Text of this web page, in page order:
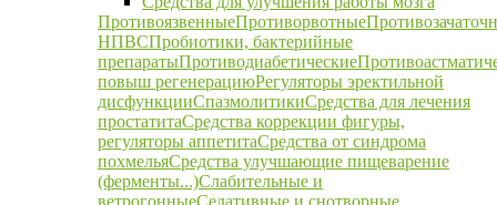
ПротивоязвенныеПротиворвотные
НПВСПробиотики, бактерийные
препаратыПротиводиабетические
повыш регенерациюРегуляторы эректильной
дисфункцииСпазмолитикиСредства для лечения
простатитаСредства коррекции фигуры,
регуляторы аппетитаСредства от синдрома
похмельяСредства улучшающие пищеварение
(ферменты...)Слабительные и